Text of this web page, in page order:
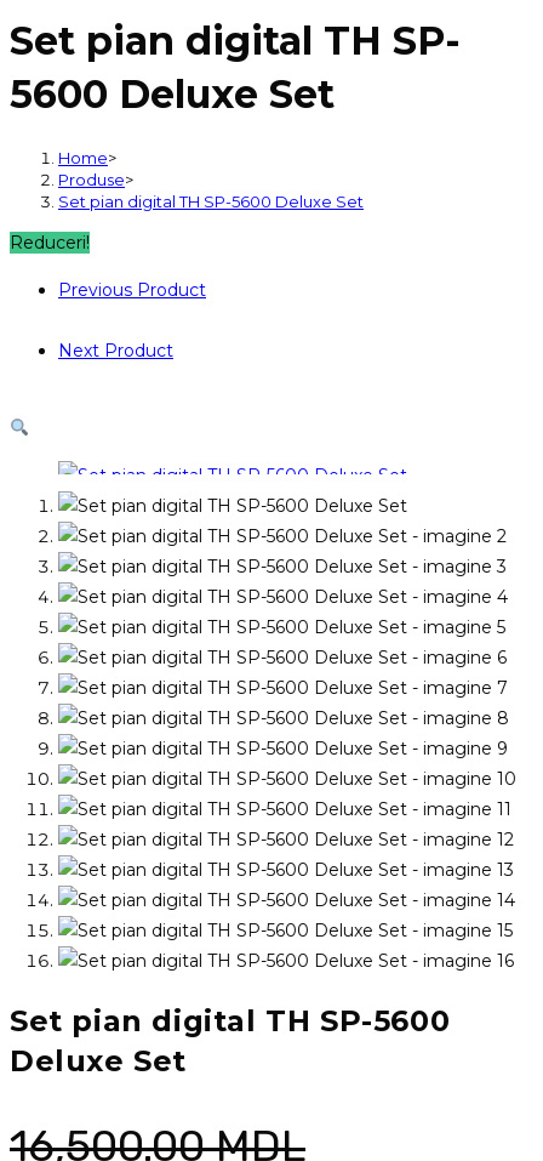
digital
TH
SP-
Deluxe
Set pian digital TH SP-
5600 Deluxe Set
Home>
Produse>
Set pian digital TH SP-5600 Deluxe Set
Reduceri!
Previous Product
Next Product
Set pian digital TH SP-5600
Deluxe Set
16,500.00MDL